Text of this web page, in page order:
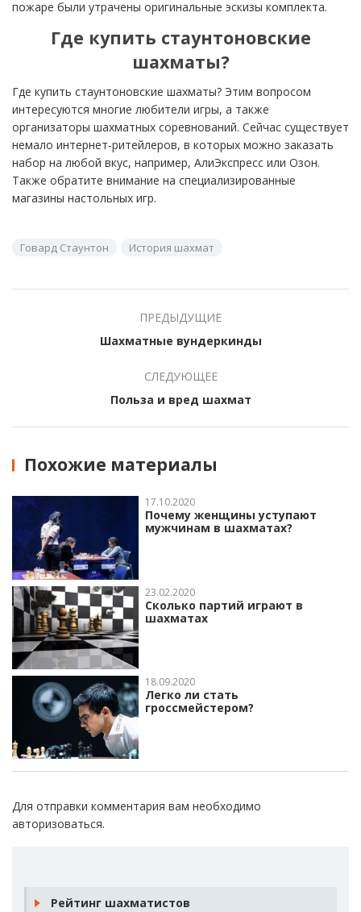
пожаре были утрачены оригинальные эскизы комплекта.
Где купить стаунтоновские
шахматы?
Где купить стаунтоновские шахматы? Этим вопросом
интересуются многие любители игры, а также
организаторы шахматных соревнований. Сейчас существует
немало интернет-ритейлеров, в которых можно заказать
набор на любой вкус, например, АлиЭкспресс или Озон.
Также обратите внимание на специализированные
магазины настольных игр.
Говард Стаунтон История шахмат
ПРЕДЫДУЩИЕ
Шахматные вундеркинды
СЛЕДУЮЩЕЕ
Польза и вред шахмат
Похожие материалы
17.10.2020
Почему женщины уступают
мужчинам в шахматах?
23.02.2020
Сколько партий играют в
шахматах
18.09.2020
Легко ли стать
гроссмейстером?
Для отправки комментария вам необходимо
авторизоваться.
Рейтинг шахматистов